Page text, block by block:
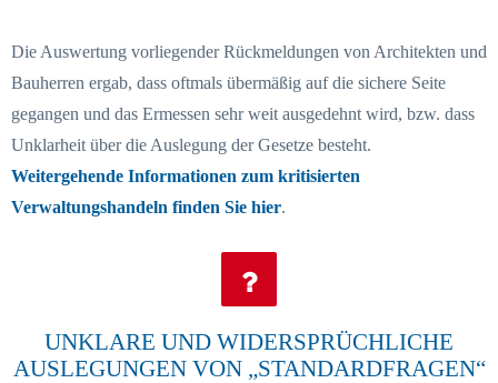
Die Auswertung vorliegender Rückmeldungen von Architekten und
Bauherren ergab, dass oftmals übermäßig auf die sichere Seite
gegangen und das Ermessen sehr weit ausgedehnt wird, bzw. dass
Unklarheit über die Auslegung der Gesetze besteht.
Weitergehende Informationen zum kritisierten
Verwaltungshandeln finden Sie hier.
UNKLARE UND WIDERSPRÜCHLICHE
AUSLEGUNGEN VON „STANDARDFRAGEN“